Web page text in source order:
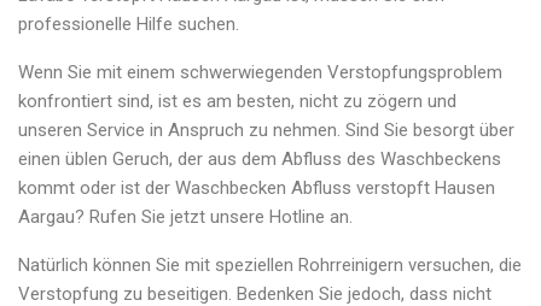
professionelle Hilfe suchen.
Wenn Sie mit einem schwerwiegenden Verstopfungsproblem
konfrontiert sind, ist es am besten, nicht zu zögern und
unseren Service in Anspruch zu nehmen. Sind Sie besorgt über
einen üblen Geruch, der aus dem Abfluss des Waschbeckens
kommt oder ist der Waschbecken Abfluss verstopft Hausen
Aargau? Rufen Sie jetzt unsere Hotline an.
Natürlich können Sie mit speziellen Rohrreinigern versuchen, die
Verstopfung zu beseitigen. Bedenken Sie jedoch, dass nicht